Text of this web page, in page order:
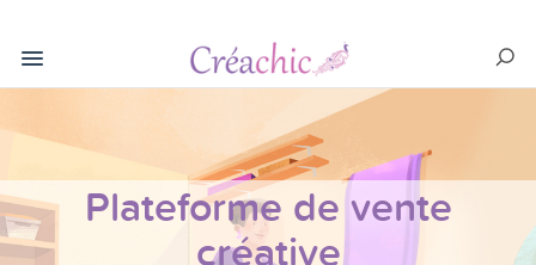
Plateforme de vente
créative